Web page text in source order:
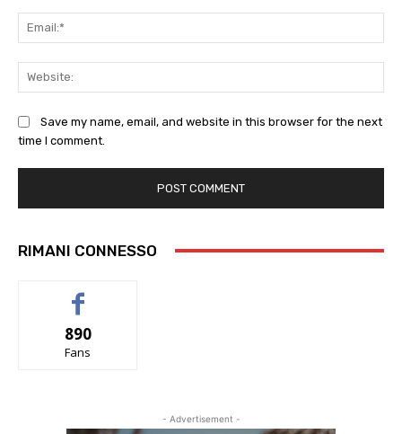
Save my name, email, and website in this browser for the next
time I comment.
RIMANI CONNESSO
890
Fans
- Advertisement -